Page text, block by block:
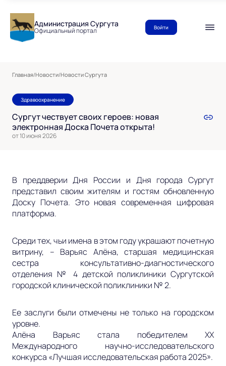
Администрация Сургута
Официальный портал Войти
Главная/Новости/Новости Сургута
Здравоохранение
Сургут чествует своих героев: новая
электронная Доска Почета открыта!
от 10 июня 2026
В преддверии Дня России и Дня города Сургут
представил своим жителям и гостям обновленную
Доску Почета. Это новая современная цифровая
платформа.
Среди тех, чьи имена в этом году украшают почетную
витрину, – Варьяс Алёна, старшая медицинская
сестра консультативно-диагностического
отделения № 4 детской поликлиники Сургутской
городской клинической поликлиники № 2.
Ее заслуги были отмечены не только на городском
уровне.
Алёна Варьяс стала победителем ХХ
Международного научно-исследовательского
конкурса «Лучшая исследовательская работа 2025».